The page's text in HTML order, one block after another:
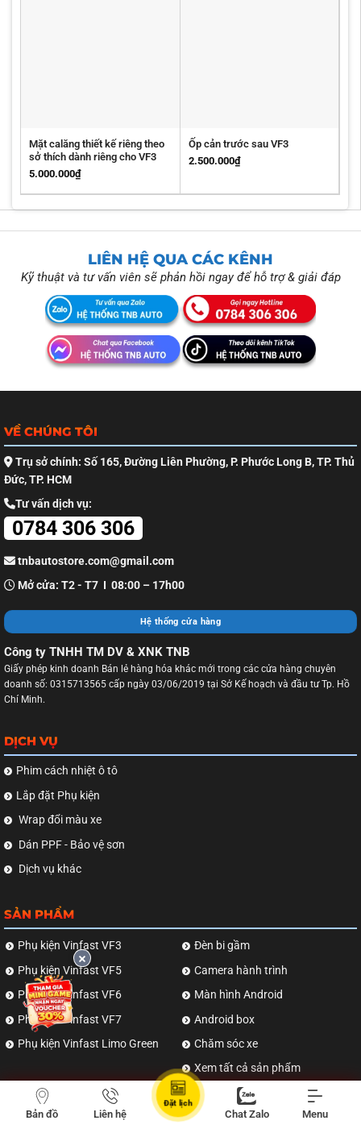
Mặt calăng thiết kế riêng theo
sở thích dành riêng cho VF3
5.000.000₫
Ốp cản trước sau VF3
2.500.000₫
LIÊN HỆ QUA CÁC KÊNH
Kỹ thuật và tư vấn viên sẽ phản hồi ngay để hỗ trợ & giải đáp
VỀ CHÚNG TÔI
Trụ sở chính: Số 165, Đường Liên Phường, P. Phước Long B, TP. Thủ
Đức, TP. HCM
Tư vấn dịch vụ:
0784 306 306
tnbautostore.com@gmail.com
Mở cửa: T2 - T7 I 08:00 – 17h00
Hệ thống cửa hàng
Công ty TNHH TM DV & XNK TNB
Giấy phép kinh doanh Bán lẻ hàng hóa khác mới trong các cửa hàng chuyên
doanh số: 0315713565 cấp ngày 03/06/2019 tại Sở Kế hoạch và đầu tư Tp. Hồ
Chí Minh.
DỊCH VỤ
Phim cách nhiệt ô tô
Lắp đặt Phụ kiện
Wrap đổi màu xe
Dán PPF - Bảo vệ sơn
Dịch vụ khác
SẢN PHẨM
Phụ kiện Vinfast VF3
Phụ kiện Vinfast VF5
Phụ kiện Vinfast VF6
Phụ kiện Vinfast VF7
Phụ kiện Vinfast Limo Green
Đèn bi gầm
Camera hành trình
Màn hình Android
Android box
Chăm sóc xe
Xem tất cả sản phẩm
CHỨNG NHẬN & XÁC MINH
Bản đồ Liên hệ
Đặt lịch
Chat Zalo Menu